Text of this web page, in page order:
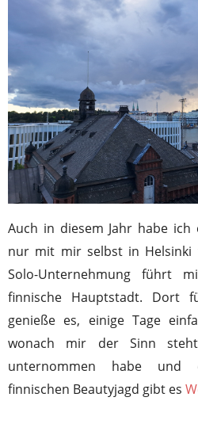
Auch in diesem Jahr habe ich
nur mit mir selbst in Helsinki
Solo-Unternehmung führt
finnische Hauptstadt. Dort
genieße es, einige Tage
wonach mir der Sinn
unternommen habe und
finnischen Beautyjagd gibt es